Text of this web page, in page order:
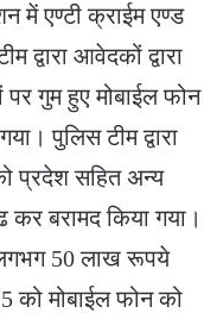
में एण्टी क्राईम एण्ड
द्वारा आवेदकों द्वारा
गुम हुए मोबाईल फोन
पुलिस टीम द्वारा
प्रदेश सहित अन्य
बरामद किया गया।
50 लाख रूपये
को मोबाईल फोन को